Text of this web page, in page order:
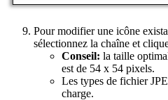
Pour modifier une icône
sélectionnez la chaîne et
Conseil: la taille
est de 54 x 54 pixels.
Les types de fichier
charge.